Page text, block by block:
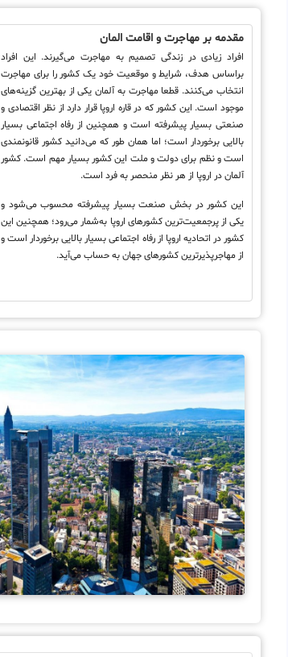
مقدمه بر مهاجرت و اقامت المان
افراد زیادی در زندگی تصمیم به مهاجرت می‌گیرند. این افراد
براساس هدف، شرایط و موقعیت خود یک کشور را برای مهاجرت
انتخاب می‌کنند. قطعا مهاجرت به آلمان یکی از بهترین گزینه‌های
موجود است. این کشور که در قاره اروپا قرار دارد از نظر اقتصادی و
صنعتی بسیار پیشرفته است و همچنین از رفاه اجتماعی بسیار
بالایی برخوردار است؛ اما همان طور که می‌دانید کشور قانونمندی
است و نظم برای دولت و ملت این کشور بسیار مهم است. کشور
آلمان در اروپا از هر نظر منحصر به فرد است.
این کشور در بخش صنعت بسیار پیشرفته محسوب می‌شود و
یکی از پرجمعیت‌ترین کشورهای اروپا به‌شمار می‌رود؛ همچنین این
کشور در اتحادیه اروپا از رفاه اجتماعی بسیار بالایی برخوردار است و
از مهاجرپذیرترین کشورهای جهان به حساب می‌آید.